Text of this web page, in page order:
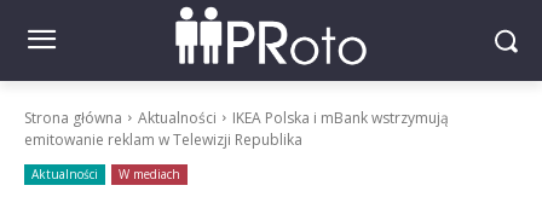
Strona główna Aktualności
IKEA Polska i mBank wstrzymują
emitowanie reklam w Telewizji Republika
Aktualności W mediach